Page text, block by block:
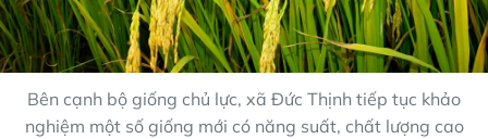
Bên cạnh bộ giống chủ lực, xã Đức Thịnh tiếp tục khảo
nghiệm một số giống mới có năng suất, chất lượng cao